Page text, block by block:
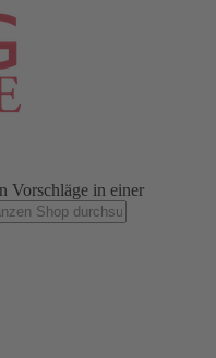
Vorschläge in einer